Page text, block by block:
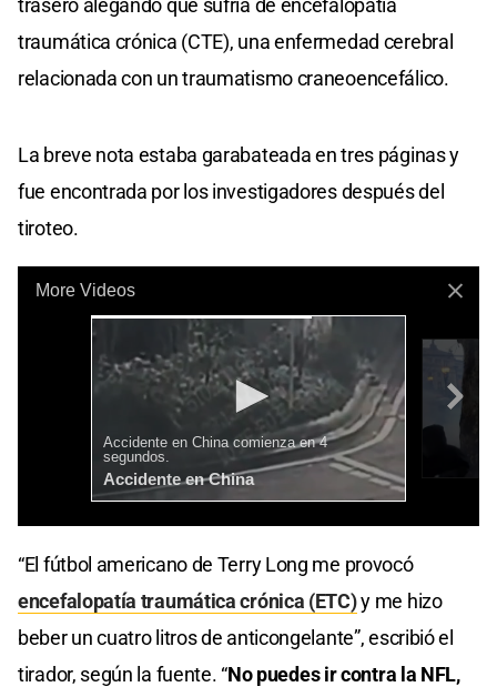
trasero alegando que sufría de encefalopatía
traumática crónica (CTE), una enfermedad cerebral
relacionada con un traumatismo craneoencefálico.
La breve nota estaba garabateada en tres páginas y
fue encontrada por los investigadores después del
tiroteo.
“El fútbol americano de Terry Long me provocó
encefalopatía traumática crónica (ETC)y me hizo
beber un cuatro litros de anticongelante”, escribió el
tirador, según la fuente. “No puedes ir contra la NFL,